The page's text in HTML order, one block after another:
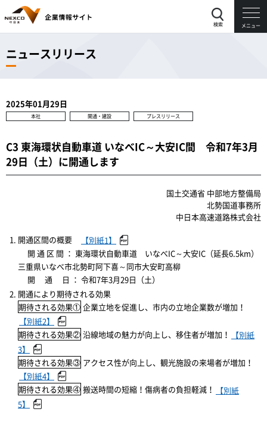
検索 メニュー
ニュースリリース
2025年01月29日
本社 開通・建設 プレスリリース
C3 東海環状自動車道 いなべIC～大安IC間 令和7年3月
29日（土）に開通します
国土交通省 中部地方整備局
北勢国道事務所
中日本高速道路株式会社
開通区間の概要
【別紙1】
開 通 区 間 ： 東海環状自動車道 いなべIC～大安IC（延長6.5km）​
三重県いなべ市北勢町阿下喜～同市大安町高柳
開 通 日 ： 令和7年3月29日（土）
開通により期待される効果
期待される効果① 企業立地を促進し、市内の立地企業数が増加！
【別紙2】
期待される効果② 沿線地域の魅力が向上し、移住者が増加！
【別紙
3】
期待される効果③ アクセス性が向上し、観光施設の来場者が増加！
【別紙4】
期待される効果④ 搬送時間の短縮！傷病者の負担軽減！
【別紙
5】